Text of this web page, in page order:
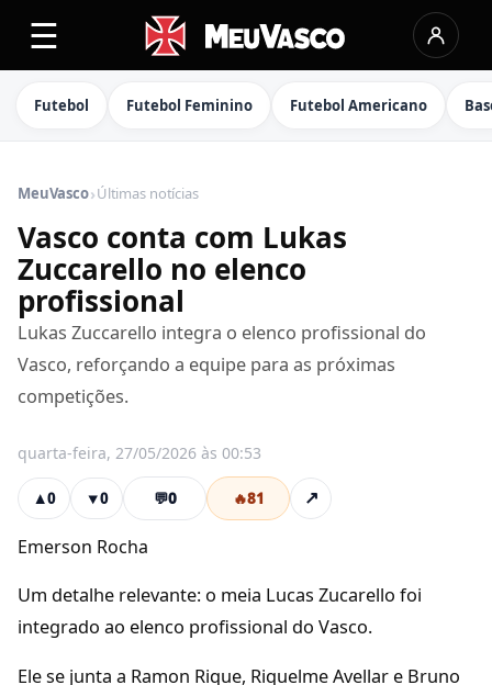
☰
Futebol Futebol Feminino Futebol Americano
MeuVasco›Últimas notícias
Vasco conta com Lukas
Zuccarello no elenco
profissional
Lukas Zuccarello integra o elenco profissional do
Vasco, reforçando a equipe para as próximas
competições.
quarta-feira, 27/05/2026 às 00:53
▲0 ▼0 💬0 🔥81 ↗
Emerson Rocha
Um detalhe relevante: o meia Lucas Zucarello foi
integrado ao elenco profissional do Vasco.
Ele se junta a Ramon Rique, Riquelme Avellar e Bruno